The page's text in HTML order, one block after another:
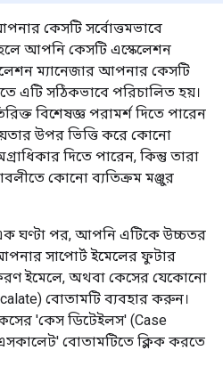
কেসটি সর্বোত্তমভাবে
আপনি কেসটি এস্কেলেশন
ম্যানেজার আপনার কেসটি
এটি সঠিকভাবে পরিচালিত হয়।
বিশেষজ্ঞ পরামর্শ দিতে পারেন
উপর ভিত্তি করে কোনো
দিতে পারেন, কিন্তু তারা
কোনো ব্যতিক্রম মঞ্জুর
ঘণ্টা পর, আপনি এটিকে উচ্চতর
সাপোর্ট ইমেলের ফুটার
ইমেলে, অথবা কেসের যেকোনো
বোতামটি ব্যবহার করুন।
'কেস ডিটেইলস' (Case
বোতামটিতে ক্লিক করতে